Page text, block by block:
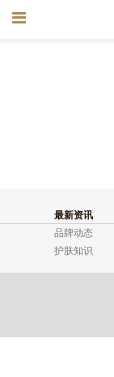
最新资讯
品牌动态
护肤知识